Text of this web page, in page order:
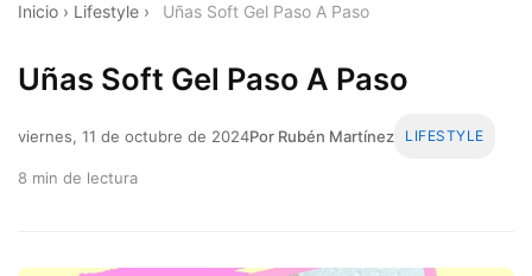
Inicio › Lifestyle › Uñas Soft Gel Paso A Paso
Uñas Soft Gel Paso A Paso
viernes, 11 de octubre de 2024Por Rubén Martínez LIFESTYLE
8 min de lectura